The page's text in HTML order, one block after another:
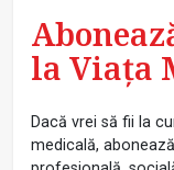
la Viața
Dacă vrei să fii la
medicală,